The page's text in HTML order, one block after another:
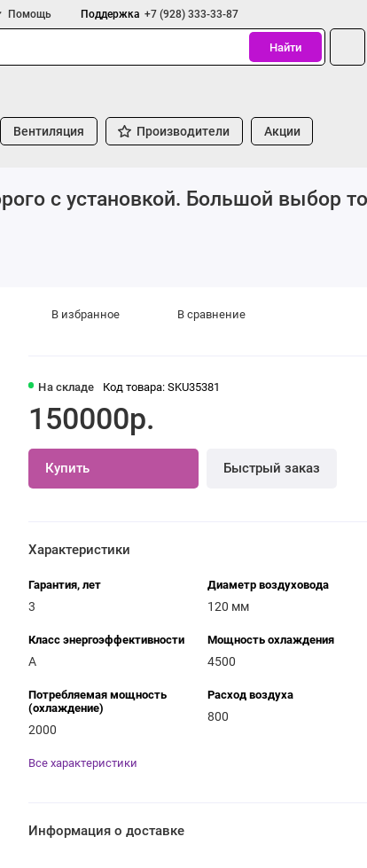
Помощь Поддержка +7 (928) 333-33-87
Найти
Вентиляция Производители Акции
с установкой. Большой выбор
На складе Код товара: SKU35381
150000р.
Купить Быстрый заказ
В избранное В сравнение
Характеристики
Гарантия, лет
3
Диаметр воздуховода
120 мм
Класс энергоэффективности
A
Мощность охлаждения
4500
Потребляемая мощность
(охлаждение)
2000
Расход воздуха
800
Все характеристики
Информация о доставке